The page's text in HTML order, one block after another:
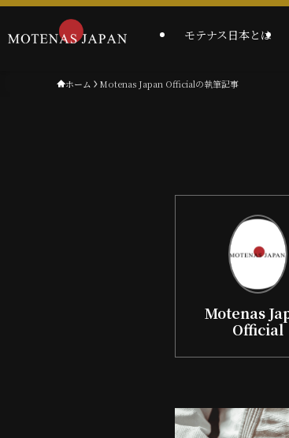
モテナス日本とは
ホーム Motenas Japan Officialの執筆記事
Motenas
Official